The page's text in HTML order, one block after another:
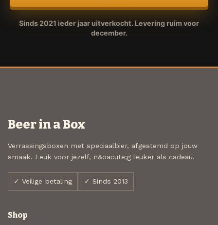
Sinds 2021 ieder jaar uitverkocht. Levering ruim voor
december.
Beer in a Box
Verrassingsboxen met speciaalbier, afgestemd op jouw
smaak. Leuk voor jezelf, n&oacute;g leuker als cadeau.
✓ Veilige betaling ✓ Sinds 2013
Shop